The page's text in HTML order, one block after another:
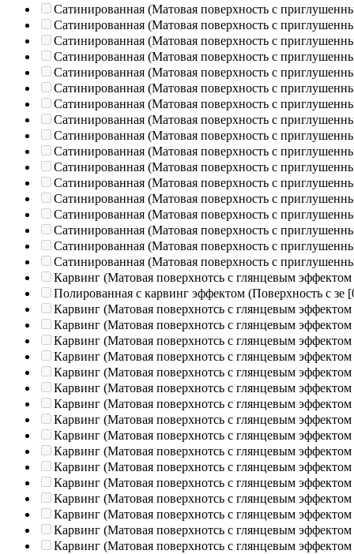
Сатинированная (Матовая поверхность с
Сатинированная (Матовая поверхность с
Сатинированная (Матовая поверхность с
Сатинированная (Матовая поверхность с
Сатинированная (Матовая поверхность с
Сатинированная (Матовая поверхность с
Сатинированная (Матовая поверхность с
Сатинированная (Матовая поверхность с
Сатинированная (Матовая поверхность с
Сатинированная (Матовая поверхность с
Сатинированная (Матовая поверхность с
Сатинированная (Матовая поверхность с
Сатинированная (Матовая поверхность с
Сатинированная (Матовая поверхность с
Сатинированная (Матовая поверхность с
Сатинированная (Матовая поверхность с
Сатинированная (Матовая поверхность с
Карвинг (Матовая поверхнотсь с глянцевым эффектом
Полированная c карвинг эффектом (Поверхность с зе
Карвинг (Матовая поверхнотсь с глянцевым эффектом
Карвинг (Матовая поверхнотсь с глянцевым эффектом
Карвинг (Матовая поверхнотсь с глянцевым эффектом
Карвинг (Матовая поверхнотсь с глянцевым эффектом
Карвинг (Матовая поверхнотсь с глянцевым эффектом
Карвинг (Матовая поверхнотсь с глянцевым эффектом
Карвинг (Матовая поверхнотсь с глянцевым эффектом
Карвинг (Матовая поверхнотсь с глянцевым эффектом
Карвинг (Матовая поверхнотсь с глянцевым эффектом
Карвинг (Матовая поверхнотсь с глянцевым эффектом
Карвинг (Матовая поверхнотсь с глянцевым эффектом
Карвинг (Матовая поверхнотсь с глянцевым эффектом
Карвинг (Матовая поверхнотсь с глянцевым эффектом
Карвинг (Матовая поверхнотсь с глянцевым эффектом
Карвинг (Матовая поверхнотсь с глянцевым эффектом
Карвинг (Матовая поверхнотсь с глянцевым эффектом